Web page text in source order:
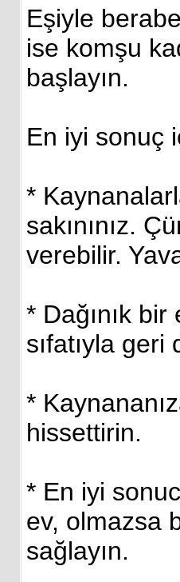
Eşiyle
ise komşu
başlayın.
En iyi sonuç
*
sakınınız.
verebilir.
* Dağınık
sıfatıyla geri
*
hissettirin.
* En iyi
ev, olmazsa
sağlayın.